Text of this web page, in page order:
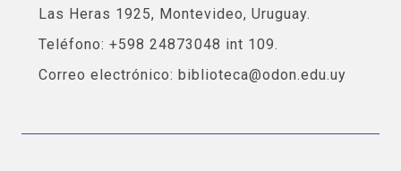
Las Heras 1925, Montevideo, Uruguay.
Teléfono: +598 24873048 int 109.
Correo electrónico: biblioteca@odon.edu.uy